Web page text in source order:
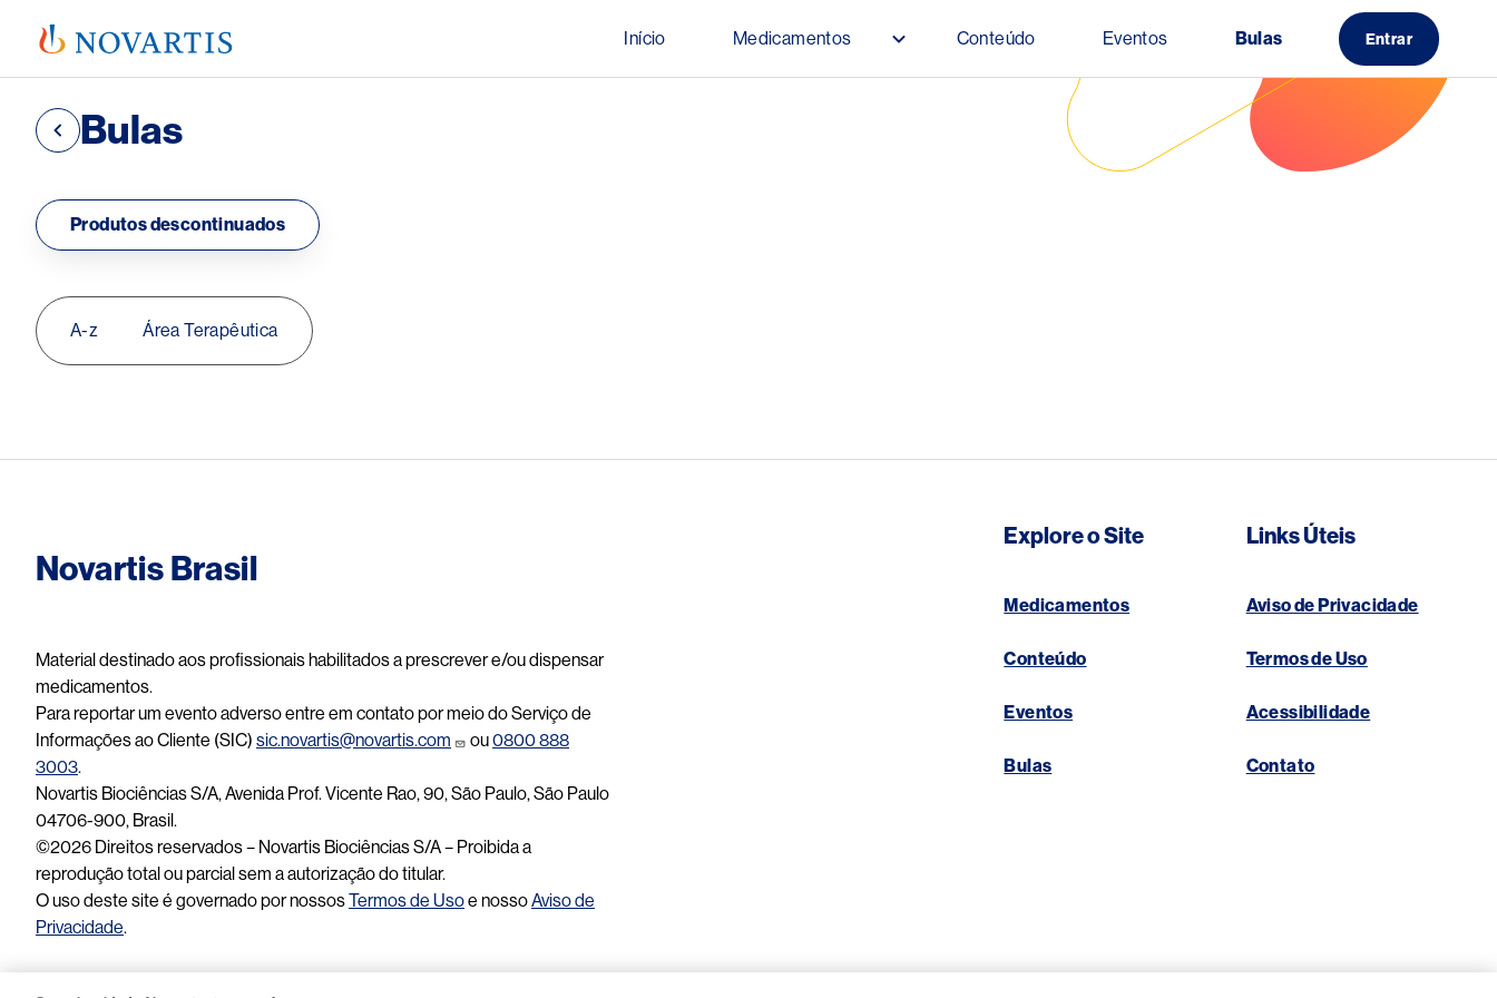
Início Medicamentos Conteúdo Eventos Bulas Entrar
Bulas
Produtos descontinuados
A-z Área Terapêutica
Novartis Brasil
Material destinado aos profissionais habilitados a prescrever e/ou dispensar
medicamentos.
Para reportar um evento adverso entre em contato por meio do Serviço de
Informações ao Cliente (SIC) sic.novartis@novartis.com ou0800 888
3003.
Novartis Biociências S/A, Avenida Prof. Vicente Rao, 90, São Paulo, São Paulo
04706-900, Brasil.
©2026 Direitos reservados – Novartis Biociências S/A – Proibida a
reprodução total ou parcial sem a autorização do titular.
O uso deste site é governado por nossosTermos de Usoe nossoAviso de
Privacidade.
Explore o Site
Medicamentos
Conteúdo
Eventos
Bulas
Links Úteis
Aviso de Privacidade
Termos de Uso
Acessibilidade
Contato